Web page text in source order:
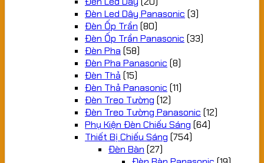
Đèn Led Dây Panasonic (3)
Đèn Ốp Trần (80)
Đèn Ốp Trần Panasonic (33)
Đèn Pha (58)
Đèn Pha Panasonic (8)
Đèn Thả (15)
Đèn Thả Panasonic (11)
Đèn Treo Tường (12)
Đèn Treo Tường Panasonic (12)
Phụ Kiện Đèn Chiếu Sáng (64)
Thiết Bị Chiếu Sáng (754)
Đèn Bàn (27)